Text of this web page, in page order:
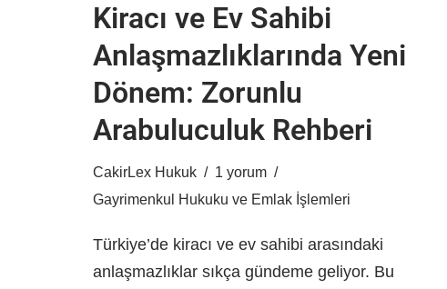
Kiracı ve Ev Sahibi
Anlaşmazlıklarında Yeni
Dönem: Zorunlu
Arabuluculuk Rehberi
CakirLex Hukuk
1 yorum
Gayrimenkul Hukuku ve Emlak İşlemleri
Türkiye’de kiracı ve ev sahibi arasındaki
anlaşmazlıklar sıkça gündeme geliyor. Bu